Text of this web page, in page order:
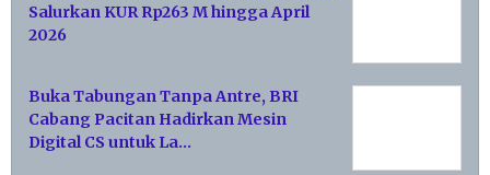
Salurkan KUR Rp263 M hingga April
2026
Buka Tabungan Tanpa Antre, BRI
Cabang Pacitan Hadirkan Mesin
Digital CS untuk La…